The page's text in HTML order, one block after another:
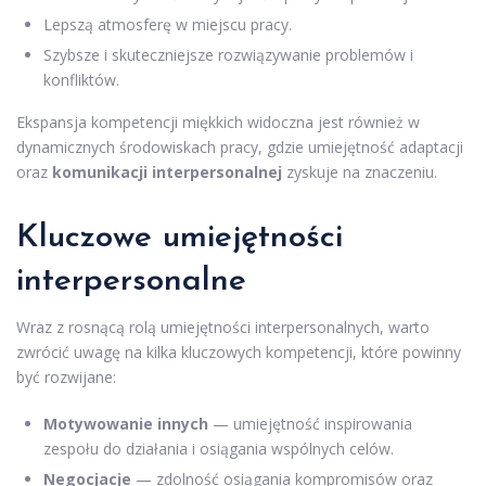
Lepszą atmosferę w miejscu pracy.
Szybsze i skuteczniejsze rozwiązywanie problemów i
konfliktów.
Ekspansja kompetencji miękkich widoczna jest również w
dynamicznych środowiskach pracy, gdzie umiejętność adaptacji
oraz komunikacji interpersonalnej zyskuje na znaczeniu.
Kluczowe umiejętności
interpersonalne
Wraz z rosnącą rolą umiejętności interpersonalnych, warto
zwrócić uwagę na kilka kluczowych kompetencji, które powinny
być rozwijane:
Motywowanie innych — umiejętność inspirowania
zespołu do działania i osiągania wspólnych celów.
Negocjacje — zdolność osiągania kompromisów oraz